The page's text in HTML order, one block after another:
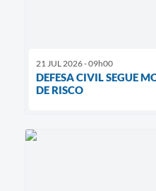
21 JUL 2026 - 09h00
DEFESA CIVIL SEGUE
DE RISCO